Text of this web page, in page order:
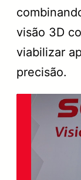
visão 3D
viabilizar
precisão.